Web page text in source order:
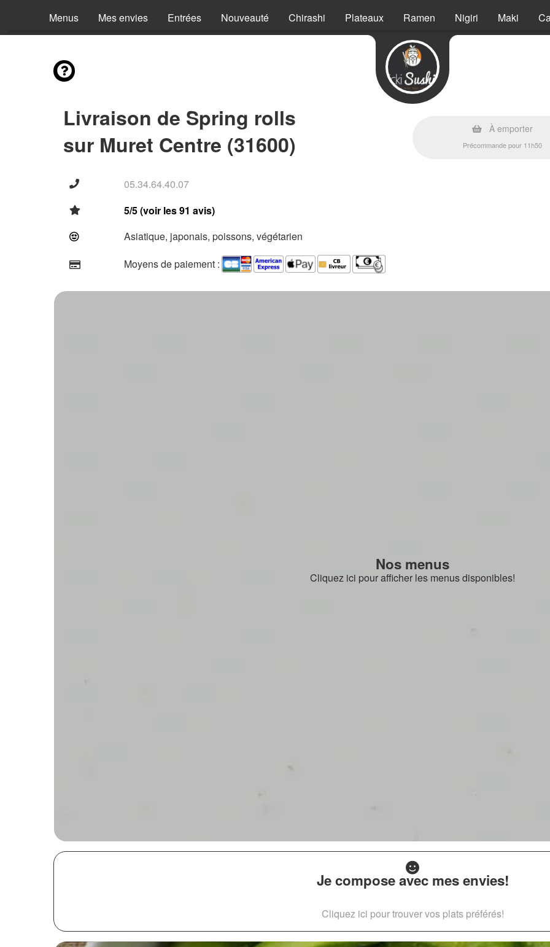
Menus Mes envies Entrées Nouveauté Chirashi Plateaux Ramen Nigiri Maki
Livraison de Spring rolls
sur Muret Centre (31600)
À emporter
Précommande pour 11h50
05.34.64.40.07
5/5 (voir les 91 avis)
Asiatique, japonais, poissons, végétarien
Moyens de paiement :
Nos menus
Cliquez ici pour afficher les menus disponibles!
Je compose avec mes envies!
Cliquez ici pour trouver vos plats préférés!